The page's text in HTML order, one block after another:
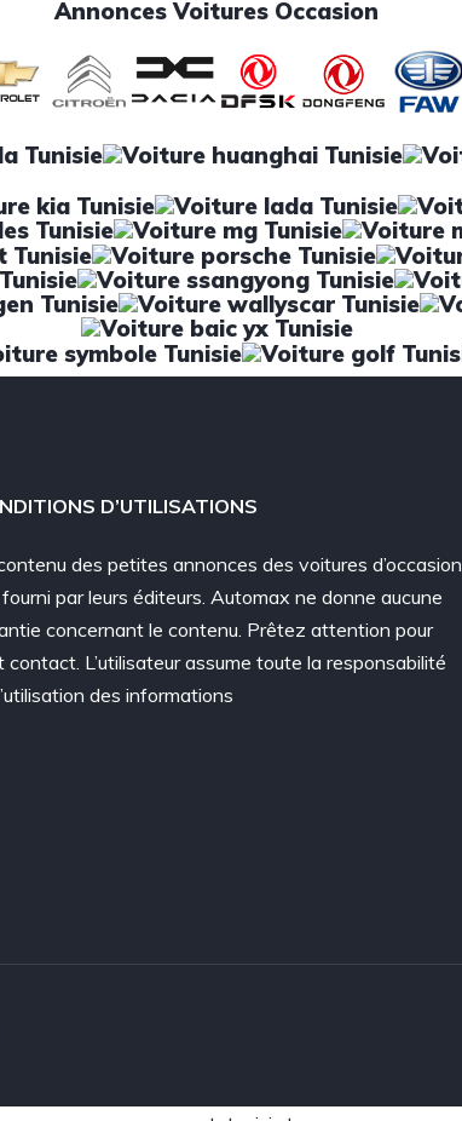
Annonces Voitures Occasion
D’UTILISATIONS
des petites annonces des voitures d’occasion
par leurs éditeurs. Automax ne donne aucune
concernant le contenu. Prêtez attention pour
contact. L’utilisateur assume toute la responsabilité
des informations